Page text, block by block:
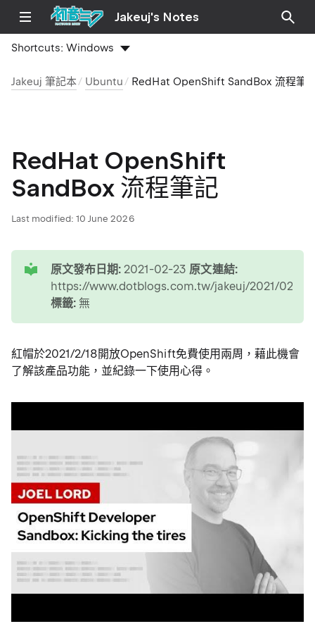
Jakeuj's Notes
Shortcuts:Windows
Jakeuj 筆記本 Ubuntu RedHat OpenShift SandBox 流程筆
RedHat OpenShift
SandBox 流程筆記
Last modified: 10 June 2026
原文發布日期: 2021-02-23 原文連結:
https://www.dotblogs.com.tw/jakeuj/2021/02/
標籤: 無
紅帽於2021/2/18開放OpenShift免費使用兩周，藉此機會
了解該產品功能，並紀錄一下使用心得。